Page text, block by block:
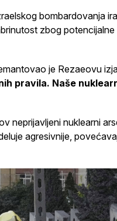
bombardovanja
zbog
je Rezaeovu
pravila. Naše
neprijavljeni nuklearni
agresivnije,